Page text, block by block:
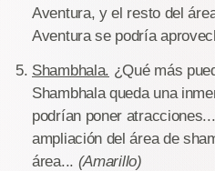
Aventura, y el resto del
Aventura se podría
Shambhala. ¿Qué más
Shambhala queda una
podrían poner
ampliación del área de
área... (Amarillo)